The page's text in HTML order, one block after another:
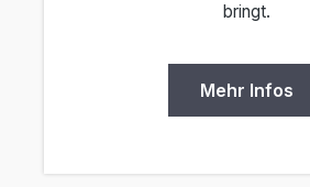
bringt.
Mehr Infos